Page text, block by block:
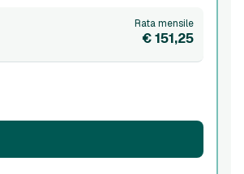
Rata mensile
€ 151,25